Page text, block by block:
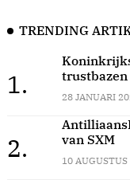
TRENDING
1.
trustbazen
28 JANUARI
2.
van SXM
10